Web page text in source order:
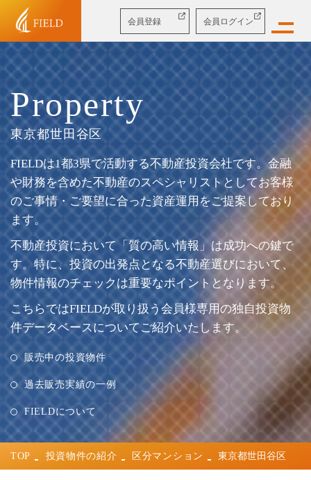
会員登録 会員 ログイン
Property
東京都世田谷区
FIELDは1都3県で活動する不動産投資会社です。金融
や財務を含めた不動産のスペシャリストとしてお客様
のご事情・ご要望に合った資産運用をご提案しており
ます。
不動産投資において「質の高い情報」は成功への鍵で
す。特に、投資の出発点となる不動産選びにおいて、
物件情報のチェックは重要なポイントとなります。
こちらではFIELDが取り扱う会員様専用の独自投資物
件データベースについてご紹介いたします。
販売中の投資物件
過去販売実績の一例
FIELDについて
TOP 投資物件の紹介 区分マンション 東京都世田谷区